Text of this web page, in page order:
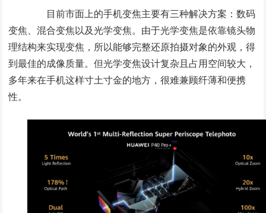
目前市面上的手机变焦主要有三种解决方案：数码
变焦、混合变焦以及光学变焦。由于光学变焦是依靠镜头物
理结构来实现变焦，所以能够完整还原拍摄对象的外观，得
到最佳的成像质量。但光学变焦设计复杂且占用空间较大，
多年来在手机这样寸土寸金的地方，很难兼顾纤薄和便携
性。